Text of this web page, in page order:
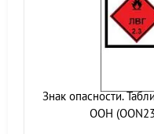
Знак опасности.
ООН